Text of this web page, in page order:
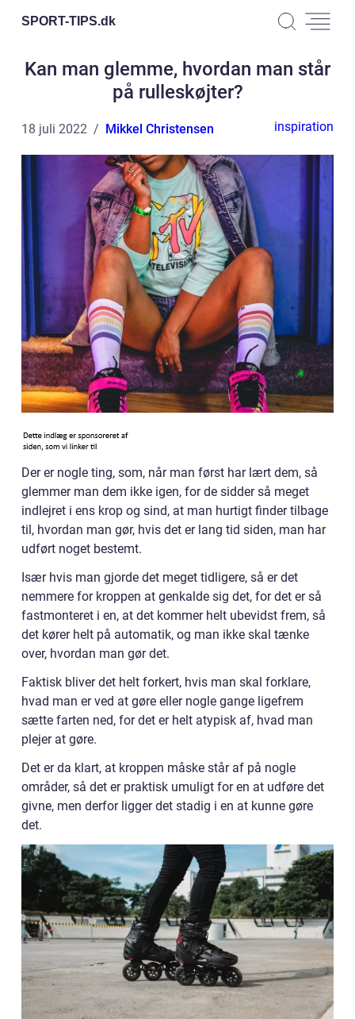
SPORT-TIPS.dk
Kan man glemme, hvordan man står
på rulleskøjter?
18 juli 2022 Mikkel Christensen inspiration
Der er nogle ting, som, når man først har lært dem, så
glemmer man dem ikke igen, for de sidder så meget
indlejret i ens krop og sind, at man hurtigt finder tilbage
til, hvordan man gør, hvis det er lang tid siden, man har
udført noget bestemt.
Især hvis man gjorde det meget tidligere, så er det
nemmere for kroppen at genkalde sig det, for det er så
fastmonteret i en, at det kommer helt ubevidst frem, så
det kører helt på automatik, og man ikke skal tænke
over, hvordan man gør det.
Faktisk bliver det helt forkert, hvis man skal forklare,
hvad man er ved at gøre eller nogle gange ligefrem
sætte farten ned, for det er helt atypisk af, hvad man
plejer at gøre.
Det er da klart, at kroppen måske står af på nogle
områder, så det er praktisk umuligt for en at udføre det
givne, men derfor ligger det stadig i en at kunne gøre
det.